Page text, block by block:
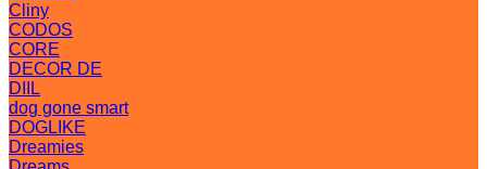
Cliny
CODOS
CORE
DECOR DE
DIIL
dog gone smart
DOGLIKE
Dreamies